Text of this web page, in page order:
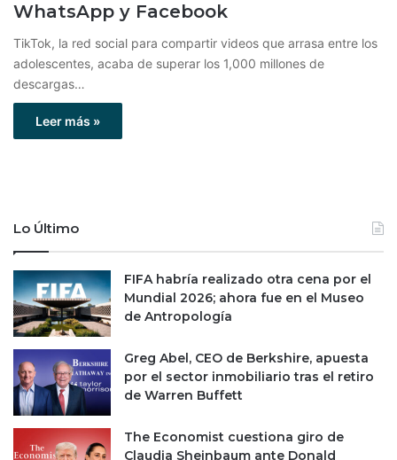
WhatsApp y Facebook
TikTok, la red social para compartir videos que arrasa entre los
adolescentes, acaba de superar los 1,000 millones de
descargas…
Leer más »
Lo Último
FIFA habría realizado otra cena por el
Mundial 2026; ahora fue en el Museo
de Antropología
Greg Abel, CEO de Berkshire, apuesta
por el sector inmobiliario tras el retiro
de Warren Buffett
The Economist cuestiona giro de
Claudia Sheinbaum ante Donald